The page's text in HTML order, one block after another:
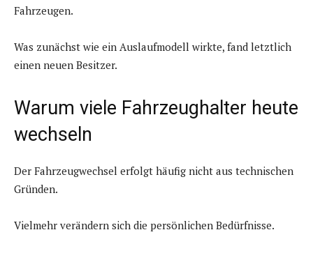
Fahrzeugen.
Was zunächst wie ein Auslaufmodell wirkte, fand letztlich
einen neuen Besitzer.
Warum viele Fahrzeughalter heute
wechseln
Der Fahrzeugwechsel erfolgt häufig nicht aus technischen
Gründen.
Vielmehr verändern sich die persönlichen Bedürfnisse.